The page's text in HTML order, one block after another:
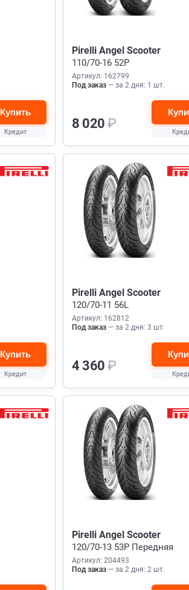
Купить
Кредит
Pirelli Angel Scooter
110/70-16 52P
Артикул: 162799
Под заказ — за 2 дня: 1 шт.
8 020₽
Купить
Кредит
Pirelli Angel Scooter
120/70-11 56L
Артикул: 162812
Под заказ — за 2 дня: 3 шт.
4 360₽
Pirelli Angel Scooter
120/70-13 53P Передняя
Артикул: 204493
Под заказ — за 2 дня: 2 шт.